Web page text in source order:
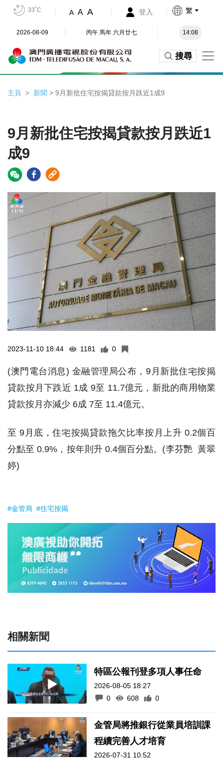
33˚C A A A 登入 繁
2026-08-09 丙午 馬年 六月廿七 14:08
搜尋
主頁 新聞 > 9月新批住宅按揭貸款按月跌近1成9
9月新批住宅按揭貸款按月跌近1
成9
2023-11-10 18:44 1181 0
(澳門電台消息) 金融管理局公布，9月新批住宅按揭
貸款按月下跌近 1成 9至 11.7億元，新批的商用物業
貸款按月亦減少 6成 7至 11.4億元。
至 9月底，住宅按揭貸款拖欠比率按月上升 0.2個百
分點至 0.9%，按年則升 0.4個百分點。(李芬艷 黃翠
婷)
#金管局 #住宅按揭
相關新聞
特區公報刊登多項人事任命
2026-08-05 18:27
0
608 0
金管局將推銀行從業員培訓課
程續完善人才培育
2026-07-31 10:52